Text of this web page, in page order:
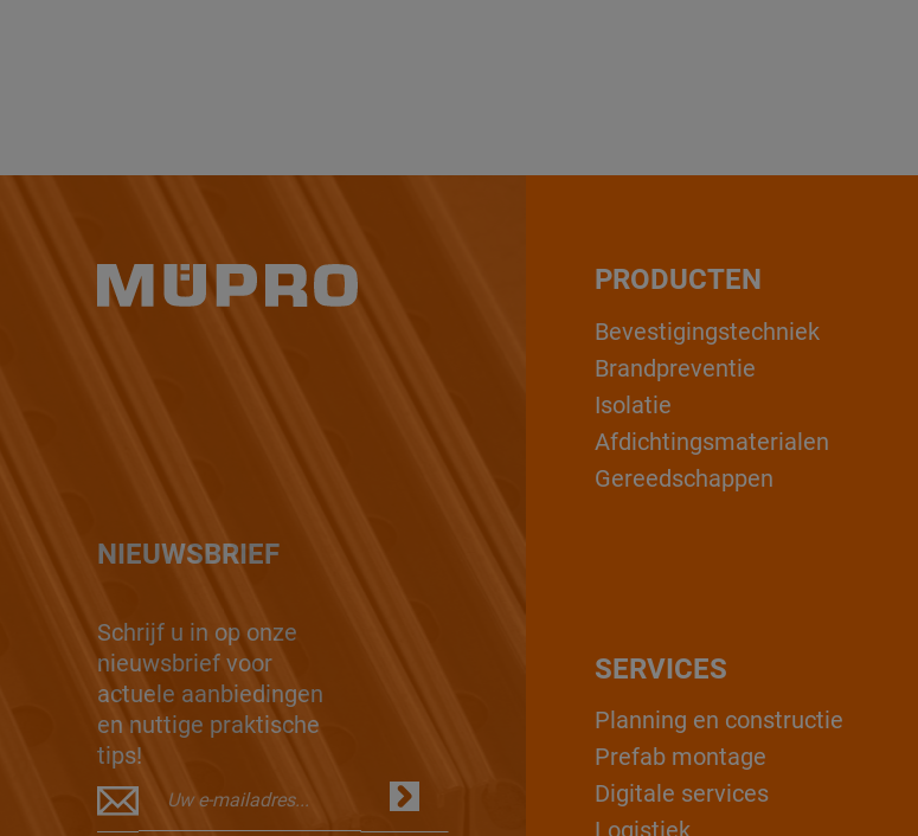
NIEUWSBRIEF
Schrijf u in op onze
nieuwsbrief voor
actuele aanbiedingen
en nuttige praktische
tips!
PRODUCTEN
Bevestigingstechniek
Brandpreventie
Isolatie
Afdichtingsmaterialen
Gereedschappen
SERVICES
Planning en constructie
Prefab montage
Digitale services